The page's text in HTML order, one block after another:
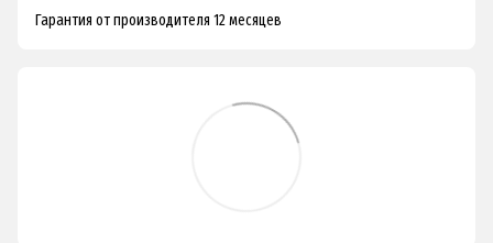
Гарантия от производителя 12 месяцев